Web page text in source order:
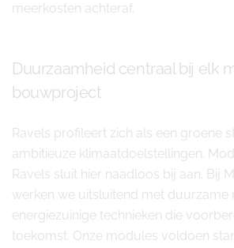
meerkosten achteraf.
Duurzaamheid centraal bij elk
bouwproject
Ravels profileert zich als een groene
ambitieuze klimaatdoelstellingen.
Ravels sluit hier naadloos bij aan. Bij
werken we uitsluitend met duurzame
energiezuinige technieken die
toekomst. Onze modules voldoen